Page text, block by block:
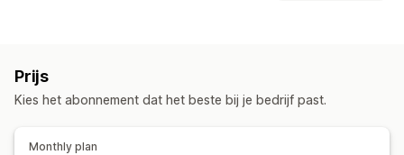
Prijs
Kies het abonnement dat het beste bij je bedrijf past.
Monthly plan